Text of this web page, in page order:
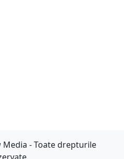
- Toate drepturile